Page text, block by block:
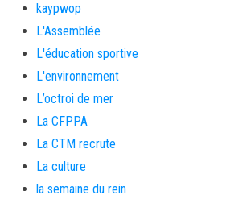
kaypwop
L'Assemblée
L'éducation sportive
L'environnement
L’octroi de mer
La CFPPA
La CTM recrute
La culture
la semaine du rein